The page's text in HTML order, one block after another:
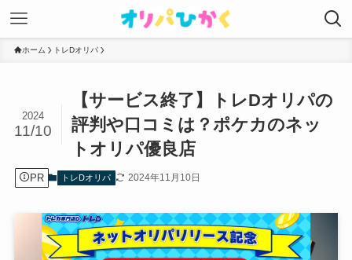
ホーム トレDオリパ
【サービス終了】トレDオリパの
評判や口コミは？ポケカのネッ
トオリパ優良店
2024
11/10
PR トレDオリパ 2024年11月10日